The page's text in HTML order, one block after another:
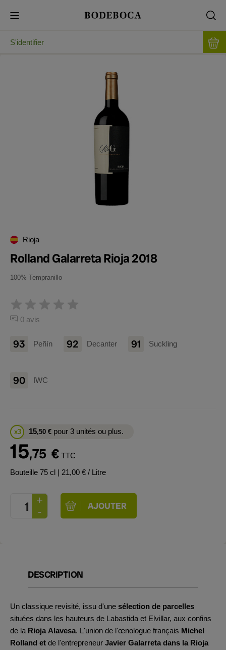
S'identifier
Rioja
Rolland Galarreta Rioja 2018
100% Tempranillo
0 avis
93 Peñín 92 Decanter 91 Suckling
90 IWC
x3 15,50 € pour 3 unités ou plus.
15,75 € TTC
Bouteille 75 cl | 21,00 € / Litre
DESCRIPTION
Un classique revisité, issu d'une sélection de parcelles
situées dans les hauteurs de Labastida et Elvillar, aux confins
de la Rioja Alavesa. L'union de l'œnologue français Michel
Rolland et de l'entrepreneur Javier Galarreta dans la Rioja